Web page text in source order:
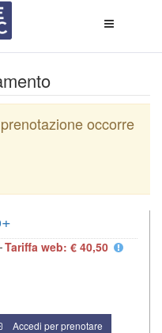
di
occorre
Tariffa web: € 40,50
Accedi per prenotare